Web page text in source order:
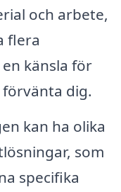
och arbete,
flera
känsla för
dig.
kan ha olika
som
specifika